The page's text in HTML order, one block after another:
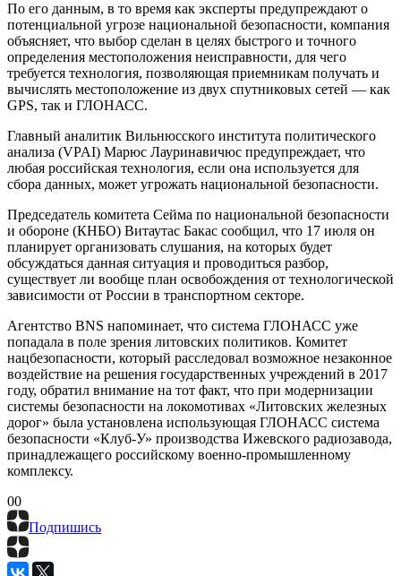
По его данным, в то время как эксперты предупреждают о
потенциальной угрозе национальной безопасности, компания
объясняет, что выбор сделан в целях быстрого и точного
определения местоположения неисправности, для чего
требуется технология, позволяющая приемникам получать и
вычислять местоположение из двух спутниковых сетей — как
GPS, так и ГЛОНАСС.
Главный аналитик Вильнюсского института политического
анализа (VPAI) Марюс Лауринавичюс предупреждает, что
любая российская технология, если она используется для
сбора данных, может угрожать национальной безопасности.
Председатель комитета Сейма по национальной безопасности
и обороне (КНБО) Витаутас Бакас сообщил, что 17 июля он
планирует организовать слушания, на которых будет
обсуждаться данная ситуация и проводиться разбор,
существует ли вообще план освобождения от технологической
зависимости от России в транспортном секторе.
Агентство BNS напоминает, что система ГЛОНАСС уже
попадала в поле зрения литовских политиков. Комитет
нацбезопасности, который расследовал возможное незаконное
воздействие на решения государственных учреждений в 2017
году, обратил внимание на тот факт, что при модернизации
системы безопасности на локомотивах «Литовских железных
дорог» была установлена использующая ГЛОНАСС система
безопасности «Клуб-У» производства Ижевского радиозавода,
принадлежащего российскому военно-промышленному
комплексу.
00
Подпишись